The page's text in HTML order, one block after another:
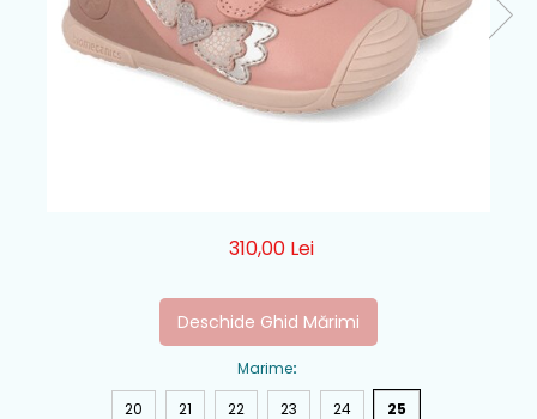
310,00 Lei
Deschide Ghid Mărimi
Marime:
20
21 22 23 24 25